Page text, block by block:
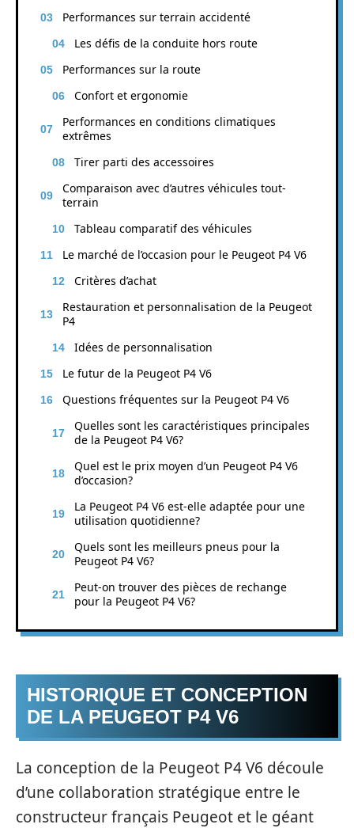
Performances sur terrain accidenté
Les défis de la conduite hors route
Performances sur la route
Confort et ergonomie
Performances en conditions climatiques
extrêmes
Tirer parti des accessoires
Comparaison avec d’autres véhicules tout-
terrain
Tableau comparatif des véhicules
Le marché de l’occasion pour le Peugeot P4 V6
Critères d’achat
Restauration et personnalisation de la Peugeot
P4
Idées de personnalisation
Le futur de la Peugeot P4 V6
Questions fréquentes sur la Peugeot P4 V6
Quelles sont les caractéristiques principales
de la Peugeot P4 V6?
Quel est le prix moyen d’un Peugeot P4 V6
d’occasion?
La Peugeot P4 V6 est-elle adaptée pour une
utilisation quotidienne?
Quels sont les meilleurs pneus pour la
Peugeot P4 V6?
Peut-on trouver des pièces de rechange
pour la Peugeot P4 V6?
HISTORIQUE ET CONCEPTION
DE LA PEUGEOT P4 V6
La conception de la Peugeot P4 V6 découle
d’une collaboration stratégique entre le
constructeur français Peugeot et le géant